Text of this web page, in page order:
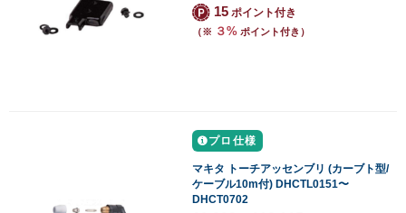
15 ポイント付き
（※ ３% ポイント付き）
プロ仕様
マキタ トーチアッセンブリ (カーブト型/
ケーブル10m付) DHCTL0151〜
DHCT0702